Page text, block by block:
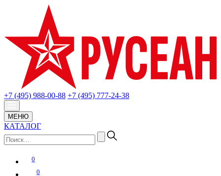
+7 (495) 988-00-88 +7 (495) 777-24-38
МЕНЮ
КАТАЛОГ
0
0